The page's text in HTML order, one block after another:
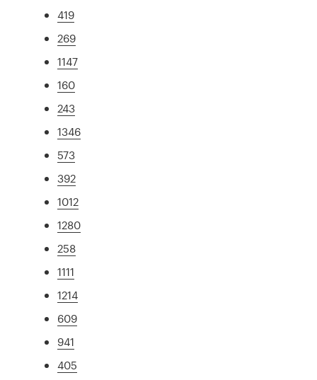
419
269
1147
160
243
1346
573
392
1012
1280
258
1111
1214
609
941
405